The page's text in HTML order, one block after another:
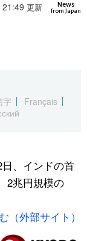
Русский
News
from Japan
更新
字
Français
、インドの首
2兆円規模の
（外部サイト）